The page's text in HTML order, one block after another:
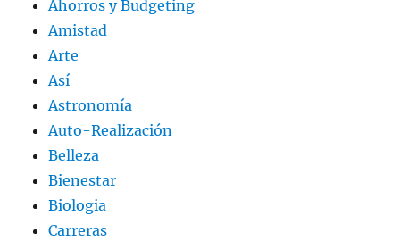
Ahorros y Budgeting
Amistad
Arte
Así
Astronomía
Auto-Realización
Belleza
Bienestar
Biologia
Carreras